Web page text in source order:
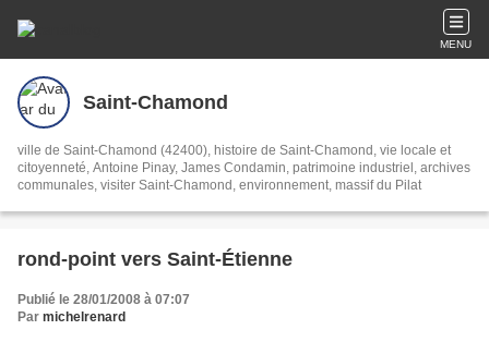
MENU
Saint-Chamond
ville de Saint-Chamond (42400), histoire de Saint-Chamond, vie locale et
citoyenneté, Antoine Pinay, James Condamin, patrimoine industriel, archives
communales, visiter Saint-Chamond, environnement, massif du Pilat
rond-point vers Saint-Étienne
Publié le 28/01/2008 à 07:07
Par michelrenard